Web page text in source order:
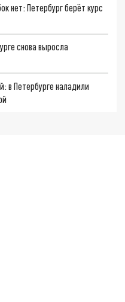
нет: Петербург берёт курс
снова выросла
в Петербурге наладили